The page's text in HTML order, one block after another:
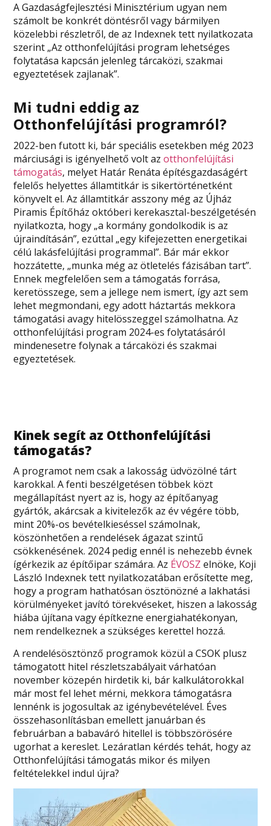
A Gazdaságfejlesztési Minisztérium ugyan nem
számolt be konkrét döntésről vagy bármilyen
közelebbi részletről, de az Indexnek tett nyilatkozata
szerint „Az otthonfelújítási program lehetséges
folytatása kapcsán jelenleg tárcaközi, szakmai
egyeztetések zajlanak”.
Mi tudni eddig az
Otthonfelújítási programról?
2022-ben futott ki, bár speciális esetekben még 2023
márciusági is igényelhető volt azotthonfelújítási
támogatás, melyet Határ Renáta építésgazdaságért
felelős helyettes államtitkár is sikertörténetként
könyvelt el. Az államtitkár asszony még az Újház
Piramis Építőház októberi kerekasztal-beszélgetésén
nyilatkozta, hogy „a kormány gondolkodik is az
újraindításán”, ezúttal „egy kifejezetten energetikai
célú lakásfelújítási programmal”. Bár már ekkor
hozzátette, „munka még az ötletelés fázisában tart”.
Ennek megfelelően sem a támogatás forrása,
keretösszege, sem a jellege nem ismert, így azt sem
lehet megmondani, egy adott háztartás mekkora
támogatási avagy hitelösszeggel számolhatna. Az
otthonfelújítási program 2024-es folytatásáról
mindenesetre folynak a tárcaközi és szakmai
egyeztetések.
Kinek segít az Otthonfelújítási
támogatás?
A programot nem csak a lakosság üdvözölné tárt
karokkal. A fenti beszélgetésen többek közt
megállapítást nyert az is, hogy az építőanyag
gyártók, akárcsak a kivitelezők az év végére több,
mint 20%-os bevételkieséssel számolnak,
köszönhetően a rendelések ágazat szintű
csökkenésének. 2024 pedig ennél is nehezebb évnek
ígérkezik az építőipar számára. Az ÉVOSZ elnöke, Koji
László Indexnek tett nyilatkozatában erősítette meg,
hogy a program hathatósan ösztönözné a lakhatási
körülményeket javító törekvéseket, hiszen a lakosság
hiába újítana vagy építkezne energiahatékonyan,
nem rendelkeznek a szükséges kerettel hozzá.
A rendelésösztönző programok közül a CSOK plusz
támogatott hitel részletszabályait várhatóan
november közepén hirdetik ki, bár kalkulátorokkal
már most fel lehet mérni, mekkora támogatásra
lennénk is jogosultak az igénybevételével. Éves
összehasonlításban emellett januárban és
februárban a babaváró hitellel is többszörösére
ugorhat a kereslet. Lezáratlan kérdés tehát, hogy az
Otthonfelújítási támogatás mikor és milyen
feltételekkel indul újra?